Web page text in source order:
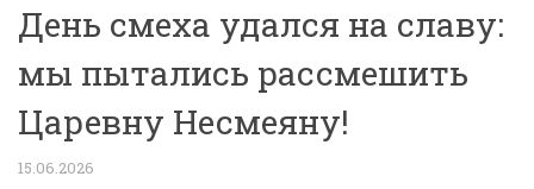
День смеха удался на славу:
мы пытались рассмешить
Царевну Несмеяну!
15.06.2026